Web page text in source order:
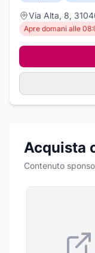
Via Alta, 8,
Apre domani alle
Acquista
Contenuto